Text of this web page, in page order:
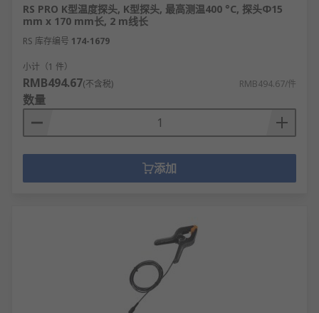
RS PRO K型温度探头, K型探头, 最高测温400 °C, 探头Φ15
mm x 170 mm长, 2 m线长
RS 库存编号 174-1679
小计（1 件）
RMB494.67(不含税) RMB494.67/件
数量
添加